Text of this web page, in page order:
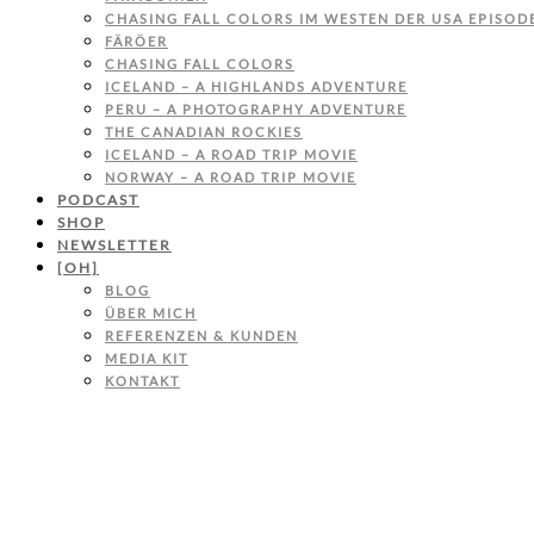
CHASING FALL COLORS IM WESTEN DER USA
FÄRÖER
CHASING FALL COLORS
ICELAND – A HIGHLANDS ADVENTURE
PERU – A PHOTOGRAPHY ADVENTURE
THE CANADIAN ROCKIES
ICELAND – A ROAD TRIP MOVIE
NORWAY – A ROAD TRIP MOVIE
PODCAST
SHOP
NEWSLETTER
[OH]
BLOG
ÜBER MICH
REFERENZEN & KUNDEN
MEDIA KIT
KONTAKT